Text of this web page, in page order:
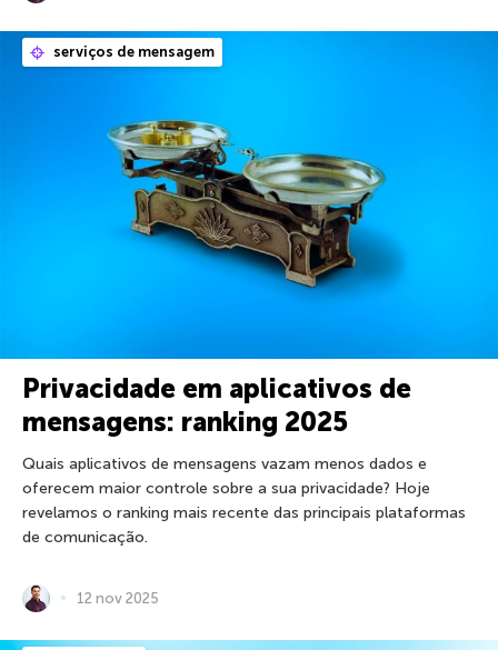
serviços de mensagem
Privacidade em aplicativos de
mensagens: ranking 2025
Quais aplicativos de mensagens vazam menos dados e
oferecem maior controle sobre a sua privacidade? Hoje
revelamos o ranking mais recente das principais plataformas
de comunicação.
12 nov 2025